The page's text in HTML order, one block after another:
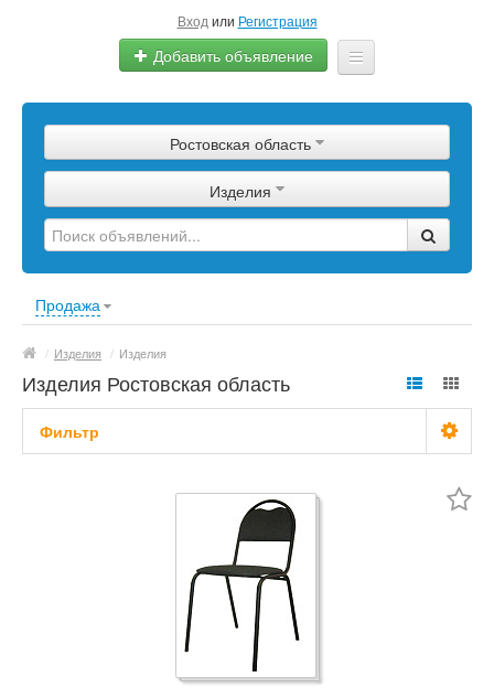
Вход или Регистрация
Добавить объявление
Сырье
Изделия
Оборудование
Ростовская область
Изделия
Продажа
/ Изделия / Изделия
Изделия Ростовская область
Фильтр
Применить Сбросить фильтр